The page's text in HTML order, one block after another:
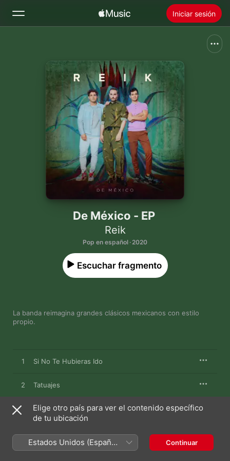
Iniciar sesión
Novedades
Instalar Apple Music
De México - EP
Reik
Pop en español · 2020
La banda reimagina grandes clásicos mexicanos con estilo
propio.
Escuchar fragmento
1 Si No Te Hubieras Ido
2 Tatuajes
3 Te Hubieras Ido Antes
Elige otro país para ver el contenido específico
de tu ubicación
Estados Unidos (Español
México)
Continuar